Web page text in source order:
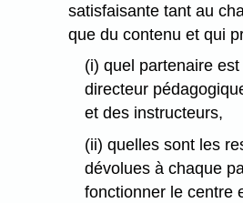
satisfaisante tant au
que du contenu et qui
(i) quel partenaire
directeur
et des instructeurs,
(ii) quelles sont les
dévolues à chaque
fonctionner le centre